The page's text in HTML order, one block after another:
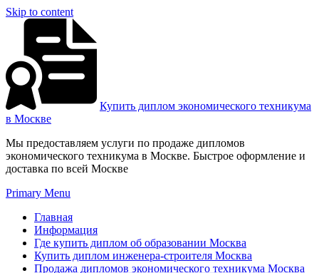
Skip to content
Купить диплом экономического техникума
в Москве
Мы предоставляем услуги по продаже дипломов
экономического техникума в Москве. Быстрое оформление и
доставка по всей Москве
Primary Menu
Главная
Информация
Где купить диплом об образовании Москва
Купить диплом инженера-строителя Москва
Продажа дипломов экономического техникума Москва